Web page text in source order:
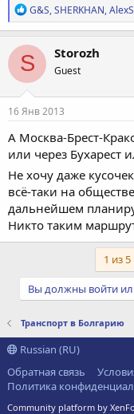
Р
е
а
к
ц
и
и
:
G&S,SHERKHAN,
S Storozh
Guest
16 Янв 2013
А Москва-Брест-
или через Бухарест
Не хочу даже
всё-таки на
дальнейшем
Никто таким
1 из 5
Вы должны войти
Транспорт в Болгарию
Russian (RU)
Обратная связь
Политика
Community platform by